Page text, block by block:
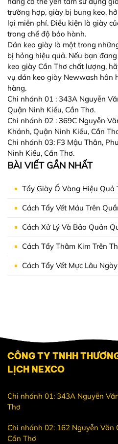
trường hợp, giày bị bung keo,
lại miễn phí. Điều kiện là giày
trong chế độ bảo hành.
Dán keo giày là một trong
bị hỏng hiệu quả. Nếu bạn
keo giày Cần Thơ chất lượng,
vụ dán keo giày Newwash hân
hàng.
Chi nhánh 01 : 343A Nguyễn
Quận Ninh Kiều, Cần Thơ.
Chi nhánh 02 : 369C Nguyễn
Khánh, Quận Ninh Kiều, Cần
Chi nhánh 03: F3 Mậu Thân,
Ninh Kiều, Cần Thơ.
BÀI VIẾT GẦN NHẤT
Tẩy Giày Ố Vàng Hiệu Quả Tại
Cách Tẩy Vết Máu Trên Quần
Cách Xử Lý Và Bảo Quản
Cách Tẩy Thâm Kim Trên
Cách Tẩy Vết Mực Lâu
CÔNG TY TNHH
LỊCH NEXCO
Chi nhánh 01: 343A Nguyễn
Thơ
Chi nhánh 02: 162 Nguyễn Văn
Cần Thơ